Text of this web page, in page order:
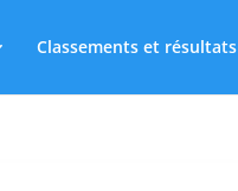
Classements et résultats